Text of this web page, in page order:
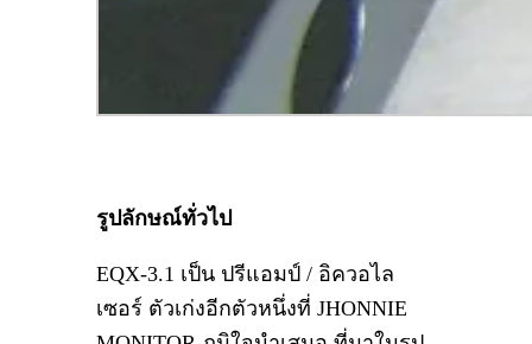
รูปลักษณ์ทั่วไป
EQX-3.1 เป็น ปรีแอมป์ / อิควอไล
เซอร์ ตัวเก่งอีกตัวหนึ่งที่ JHONNIE